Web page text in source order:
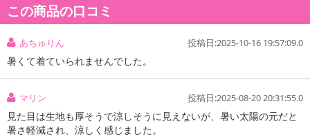
変わりゆく環境変化に対応し日常生活をより快適に過ごしていただ
パーカーが完成！
年々増えていく夏日の猛暑の時期を快適に過ごせるよう接触冷感機
能を搭載など、嬉しい機能がいっぱいついているパーカーです。
・360°ストレッチ機能（MOVE EASILY）
・驚きの接触冷感（TASTEX-COOL）
この商品の口コミ
あちゅりん 投稿日:2025-10-16 19:57:09.0
暑くて着ていられませんでした。
マリン 投稿日:2025-08-20 20:31:55.0
見た目は生地も厚そうで涼しそうに見えないが、暑い太陽の元だと
暑さ軽減され、涼しく感じました。